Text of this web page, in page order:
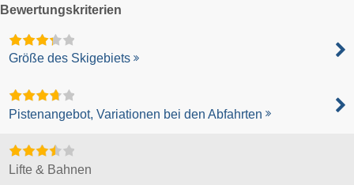
Bewertungskriterien
Größe des Skigebiets
Pistenangebot, Variationen bei den Abfahrten
Lifte & Bahnen